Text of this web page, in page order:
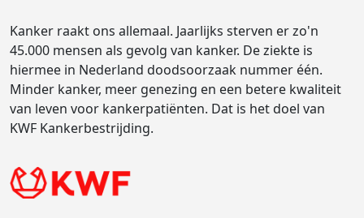
Kanker raakt ons allemaal. Jaarlijks sterven er zo'n
45.000 mensen als gevolg van kanker. De ziekte is
hiermee in Nederland doodsoorzaak nummer één.
Minder kanker, meer genezing en een betere kwaliteit
van leven voor kankerpatiënten. Dat is het doel van
KWF Kankerbestrijding.